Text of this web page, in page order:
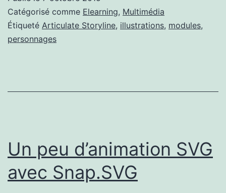
Catégorisé comme Elearning, Multimédia
Étiqueté Articulate Storyline, illustrations, modules,
personnages
Un peu d’animation SVG
avec Snap.SVG